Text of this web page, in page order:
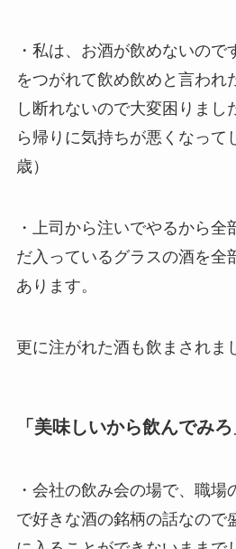
・私は、お酒が飲めないので
をつがれて飲め飲めと言われ
し断れないので大変困りまし
ら帰りに気持ちが悪くなって
歳）
・上司から注いでやるから全
だ入っているグラスの酒を全
あります。
更に注がれた酒も飲まされま
「美味しいから飲んでみ
・会社の飲み会の場で、職場
で好きな酒の銘柄の話なので